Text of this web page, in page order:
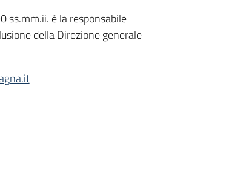
ss.mm.ii. è la responsabile
della Direzione generale